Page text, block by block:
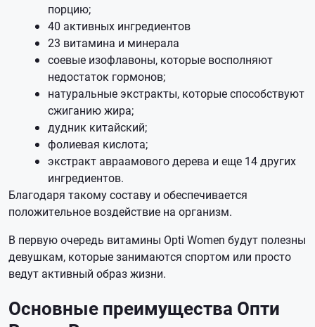
порцию;
40 активных ингредиентов
23 витамина и минерала
соевые изофлавоны, которые восполняют
недостаток гормонов;
натуральные экстракты, которые способствуют
сжиганию жира;
дудник китайский;
фолиевая кислота;
экстракт авраамового дерева и еще 14 других
ингредиентов.
Благодаря такому составу и обеспечивается
положительное воздействие на организм.
В первую очередь витамины Opti Women будут полезны
девушкам, которые занимаются спортом или просто
ведут активный образ жизни.
Основные преимущества Опти